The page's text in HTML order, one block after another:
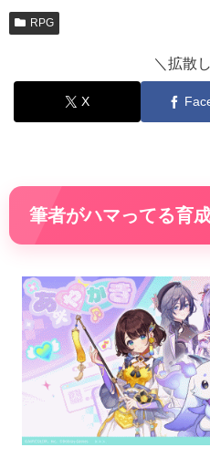
RPG
＼拡散
X
筆者がハマってる育